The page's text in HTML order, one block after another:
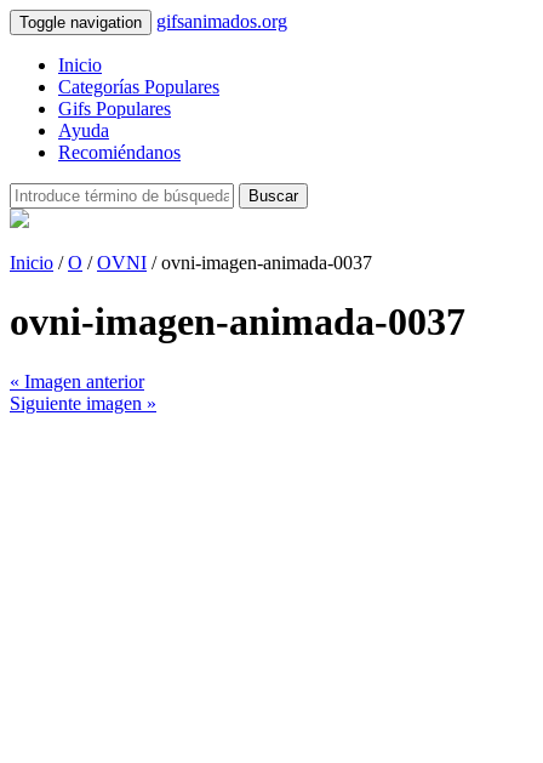
Toggle navigation gifsanimados.org
Inicio
Categorías Populares
Gifs Populares
Ayuda
Recomiéndanos
Buscar
Inicio /O /OVNI / ovni-imagen-animada-0037
ovni-imagen-animada-0037
« Imagen anterior
Siguiente imagen »